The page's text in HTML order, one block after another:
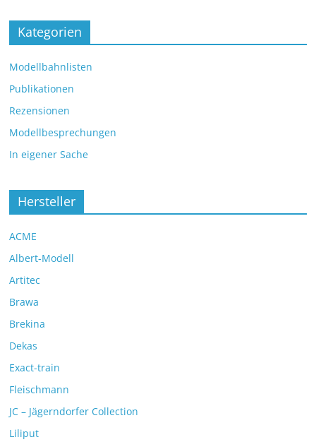
Kategorien
Modellbahnlisten
Publikationen
Rezensionen
Modellbesprechungen
In eigener Sache
Hersteller
ACME
Albert-Modell
Artitec
Brawa
Brekina
Dekas
Exact-train
Fleischmann
JC – Jägerndorfer Collection
Liliput